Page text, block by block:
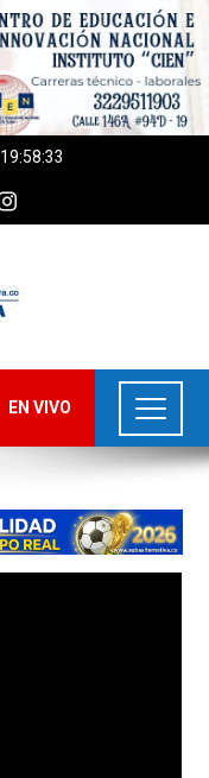
19:58:35
EN VIVO